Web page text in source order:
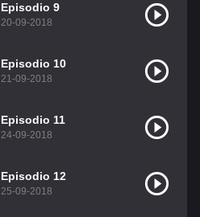
Episodio 9
20-09-2018
Episodio 10
21-09-2018
Episodio 11
24-09-2018
Episodio 12
25-09-2018